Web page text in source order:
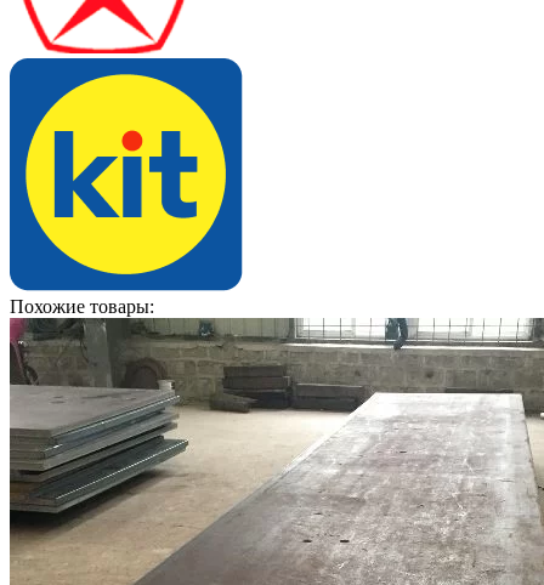
Похожие товары: